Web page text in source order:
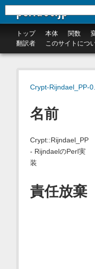
perldoc.jp
トップ 本体 関数
翻訳者
このサイトにつ
Crypt-Rijndael_PP-
名前
Crypt::Rijndael_PP
- RijndaelのPerl実
装
責任放棄